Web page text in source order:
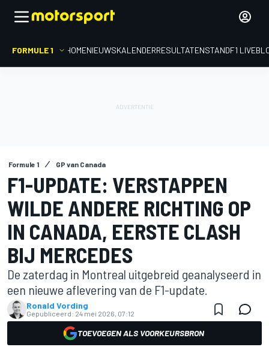
FORMULE 1 HOMENIEUWSKALENDERRESULTATENSTANDF1
Formule 1 GP van Canada
F1-UPDATE: VERSTAPPEN
WILDE ANDERE RICHTING OP
IN CANADA, EERSTE CLASH
BIJ MERCEDES
De zaterdag in Montreal uitgebreid geanalyseerd in
een nieuwe aflevering van de F1-update.
Ronald Vording
Gepubliceerd: 24 mei 2026, 07:12
TOEVOEGEN ALS VOORKEURSBRON